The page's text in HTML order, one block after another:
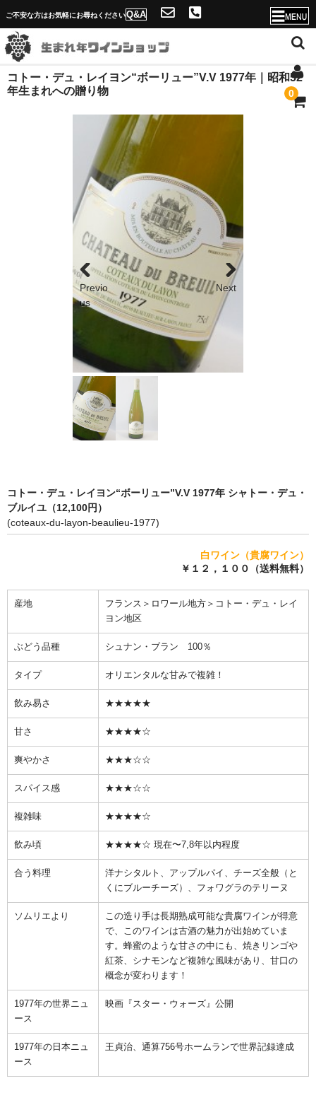
ご不安な方はお気軽にお尋ねくださいQ&A
0
ホーム
店舗概要・送料
ソムリエ紹介と生まれ年ワインショップの魅力
当店独自のサービス！
名入れが出来ない理由
問合せフォーム
完売ワインのお問合せフォーム
自動メール不通の連絡
写真添付フォーム
コトー・デュ・レイヨン“ボーリュー”V.V 1977年｜昭和52
年生まれへの贈り物
Previo
us
Next
コトー・デュ・レイヨン“ボーリュー”V.V 1977年 シャトー・デュ・
ブルイユ（12,100円）
(coteaux-du-layon-beaulieu-1977)
白ワイン（貴腐ワイン）
￥１２，１００（送料無料）
産地
フランス＞ロワール地方＞コトー・デュ・レイ
ヨン地区
ぶどう品種 シュナン・ブラン 100％
タイプ オリエンタルな甘みで複雑！
飲み易さ ★★★★★
甘さ ★★★★☆
爽やかさ ★★★☆☆
スパイス感 ★★★☆☆
複雑味 ★★★★☆
飲み頃 ★★★★☆ 現在〜7,8年以内程度
合う料理
洋ナシタルト、アップルパイ、チーズ全般（と
くにブルーチーズ）、フォワグラのテリーヌ
ソムリエより
この造り手は長期熟成可能な貴腐ワインが得意
で、このワインは古酒の魅力が出始めていま
す。蜂蜜のような甘さの中にも、焼きリンゴや
紅茶、シナモンなど複雑な風味があり、甘口の
概念が変わります！
1977年の世界ニュ
ース
映画『スター・ウォーズ』公開
1977年の日本ニュ
ース
王貞治、通算756号ホームランで世界記録達成